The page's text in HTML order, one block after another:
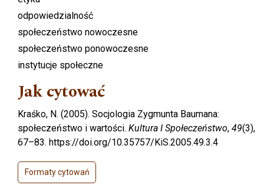
odpowiedzialność
społeczeństwo nowoczesne
społeczeństwo ponowoczesne
instytucje społeczne
Jak cytować
Kraśko, N. (2005). Socjologia Zygmunta Baumana:
społeczeństwo i wartości. Kultura I Społeczeństwo, 49(3),
67–83. https://doi.org/10.35757/KiS.2005.49.3.4
Formaty cytowań